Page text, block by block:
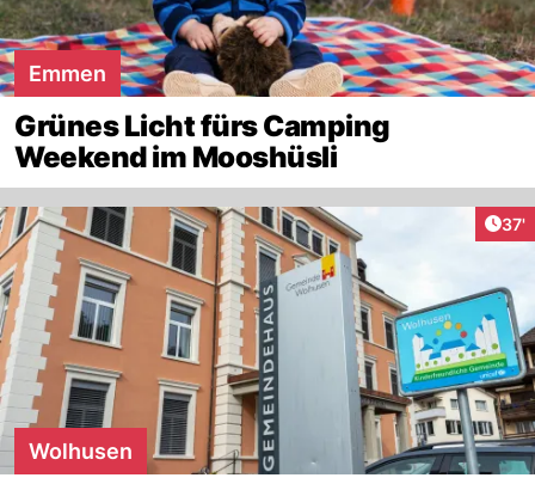
Emmen
Grünes Licht fürs Camping
Weekend im Mooshüsli
37'
Wolhusen